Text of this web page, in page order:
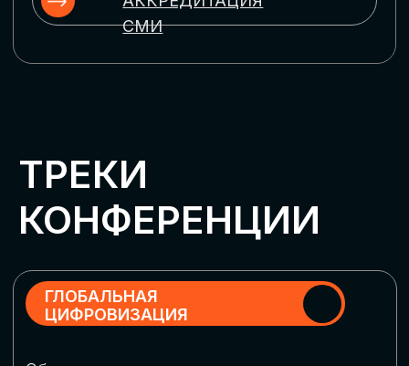
ЦИФРОВИЗАЦИЯ
МАРКЕТИНГА И ПРОДАЖ
Обменяемся опытом, какие ИИ-решения
в маркетинге и продажах наиболее
рекламными кампаниями показывают
наибольшую эффективность
РОБОТИЗАЦИЯ
ЦИФРОВИЗАЦИЯ
КЛИЕНТСКОГО СЕРВИСА
Разберем кейсы в сфере цифровизации